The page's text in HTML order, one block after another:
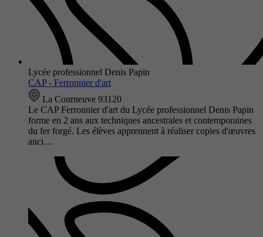
Lycée professionnel Denis Papin
CAP - Ferronnier d'art
La Courneuve 93120
Le CAP Ferronnier d'art du Lycée professionnel Denis Papin
forme en 2 ans aux techniques ancestrales et contemporaines
du fer forgé. Les élèves apprennent à réaliser copies d'œuvres
anci…